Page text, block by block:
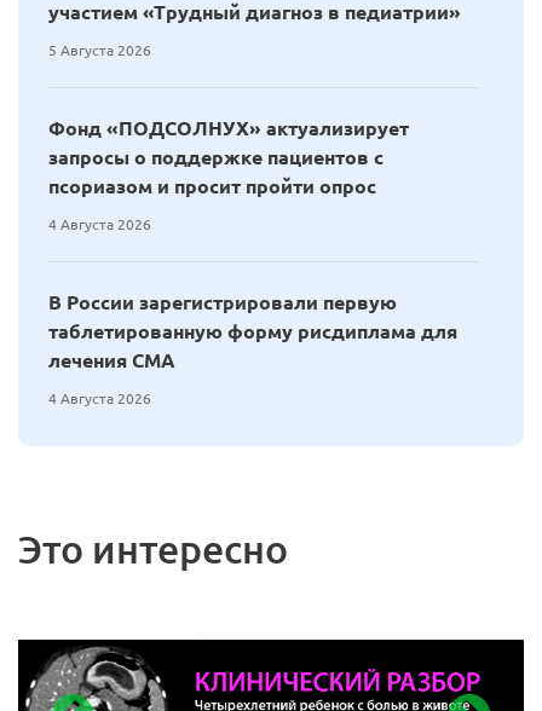
участием «Трудный диагноз в педиатрии»
5 Августа 2026
Фонд «ПОДСОЛНУХ» актуализирует
запросы о поддержке пациентов с
псориазом и просит пройти опрос
4 Августа 2026
В России зарегистрировали первую
таблетированную форму рисдиплама для
лечения СМА
4 Августа 2026
Это интересно